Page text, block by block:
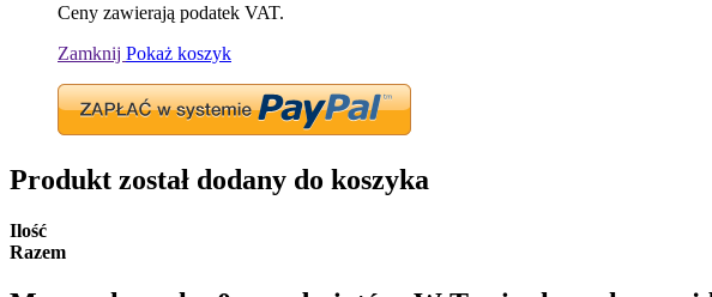
Ceny zawierają podatek VAT.
Zamknij Pokaż koszyk
Produkt został dodany do koszyka
Ilość
Razem